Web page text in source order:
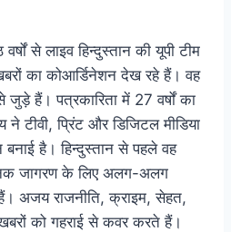
से लाइव हिन्दुस्तान की यूपी टीम
का कोआर्डिनेशन देख रहे हैं। वह
हैं। पत्रकारिता में 27 वर्षों का
टीवी, प्रिंट और डिजिटल मीडिया
बनाई है। हिन्दुस्तान से पहले वह
जागरण के लिए अलग-अलग
अजय राजनीति, क्राइम, सेहत,
को गहराई से कवर करते हैं।